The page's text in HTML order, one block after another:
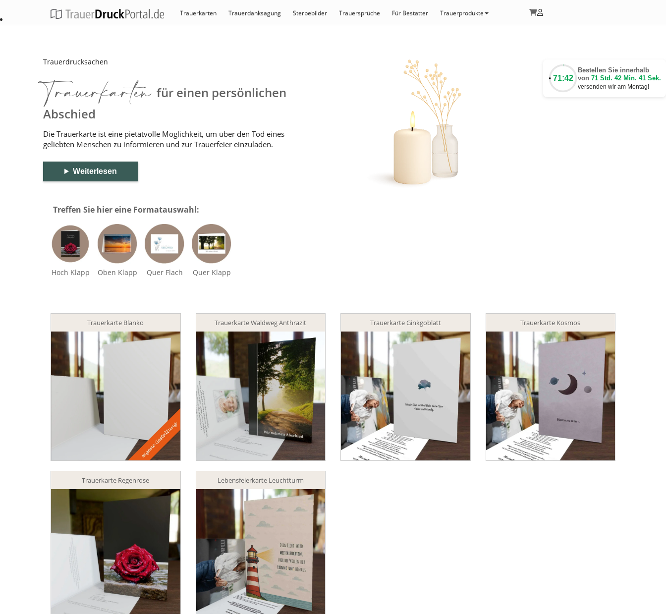
Trauerkarten Trauerdanksagung Sterbebilder Trauersprüche Für Bestatter Trauerprodukte
71:42
Bestellen Sie innerhalb
von 71 Std. 42 Min. 40 Sek.
versenden wir am Montag!
Trauerdrucksachen
Trauerkarten für einen persönlichen
Abschied
Die Trauerkarte ist eine pietätvolle Möglichkeit, um über den Tod eines
geliebten Menschen zu informieren und zur Trauerfeier einzuladen.
Weiterlesen
Treffen Sie hier eine Formatauswahl:
Hoch Klapp Oben Klapp Quer Flach Quer Klapp
Trauerkarte Blanko Trauerkarte Waldweg Anthrazit Trauerkarte Ginkgoblatt Trauerkarte Kosmos
Trauerkarte Regenrose Lebensfeierkarte Leuchtturm